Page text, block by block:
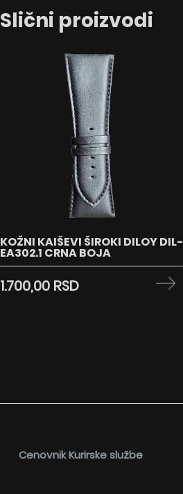
Slični proizvodi
KOŽNI KAIŠEVI ŠIROKI DILOY DIL-
EA302.1 CRNA BOJA
1.700,00 RSD
Cenovnik Kurirske službe